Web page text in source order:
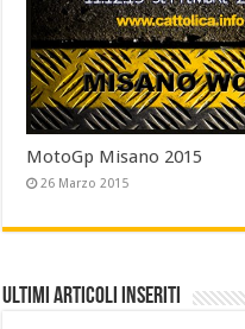
MotoGp Misano 2015
26 Marzo 2015
Ultimi Articoli Inseriti